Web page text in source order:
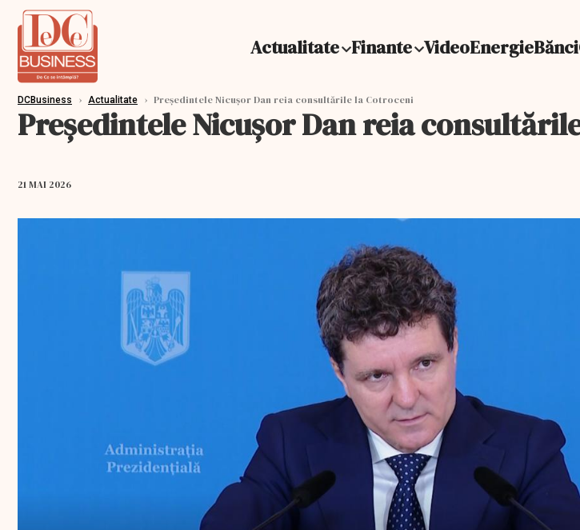
Actualitate Finante VideoEnergieBănci
DCBusiness › Actualitate › Preşedintele Nicuşor Dan reia consultările la Cotroceni
Preşedintele Nicuşor Dan reia
21 MAI 2026